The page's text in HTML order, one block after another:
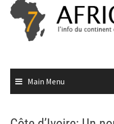
Skip
content
Main Menu